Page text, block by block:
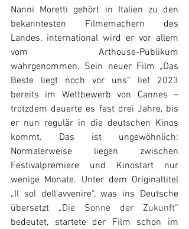
Nanni Moretti gehört in Italien zu den
bekanntesten Filmemachern des
Landes, international wird er vor allem
vom Arthouse-Publikum
wahrgenommen. Sein neuer Film „Das
Beste liegt noch vor uns“ lief 2023
bereits im Wettbewerb von Cannes –
trotzdem dauerte es fast drei Jahre, bis
er nun regulär in die deutschen Kinos
kommt. Das ist ungewöhnlich:
Normalerweise liegen zwischen
Festivalpremiere und Kinostart nur
wenige Monate. Unter dem Originaltitel
„Il sol dell’avvenire“, was ins Deutsche
übersetzt „Die Sonne der Zukunft“
bedeutet, startete der Film schon im